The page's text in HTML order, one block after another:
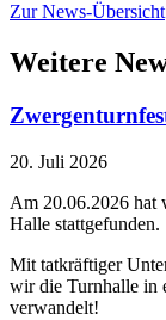
Zur News-Übersicht
Weitere
20. Juli 2026
Am 20.06.2026 hat
Halle stattgefunden.
Mit tatkräftiger
wir die Turnhalle in
verwandelt!